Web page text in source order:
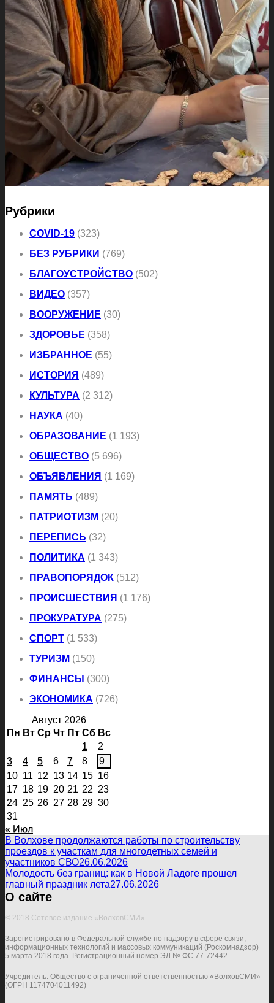
Рубрики
COVID-19 (323)
БЕЗ РУБРИКИ (769)
БЛАГОУСТРОЙСТВО (502)
ВИДЕО (357)
ВООРУЖЕНИЕ (30)
ЗДОРОВЬЕ (358)
ИЗБРАННОЕ (55)
ИСТОРИЯ (489)
КУЛЬТУРА (2 312)
НАУКА (40)
ОБРАЗОВАНИЕ (1 193)
ОБЩЕСТВО (5 696)
ОБЪЯВЛЕНИЯ (1 169)
ПАМЯТЬ (489)
ПАТРИОТИЗМ (20)
ПЕРЕПИСЬ (32)
ПОЛИТИКА (1 343)
ПРАВОПОРЯДОК (512)
ПРОИСШЕСТВИЯ (1 176)
ПРОКУРАТУРА (275)
СПОРТ (1 533)
ТУРИЗМ (150)
ФИНАНСЫ (300)
ЭКОНОМИКА (726)
Август 2026
Пн Вт Ср Чт Пт Сб Вс
1
2
3
4 5 6 7 8
9
10 11 12 13 14 15 16
17 18 19 20 21 22 23
24 25 26 27 28 29 30
31
« Июл
В Волхове продолжаются работы по строительству
проездов к участкам для многодетных семей и
участников СВО26.06.2026
Молодость без границ: как в Новой Ладоге прошел
главный праздник лета27.06.2026
О сайте
© 2018 Сетевое издание «ВолховСМИ»
Зарегистрировано в Федеральной службе по надзору в сфере связи,
информационных технологий и массовых коммуникаций (Роскомнадзор)
5 марта 2018 года. Регистрационный номер ЭЛ № ФС 77-72442
Учредитель: Общество с ограниченной ответственностью «ВолховСМИ»
(ОГРН 1174704011492)